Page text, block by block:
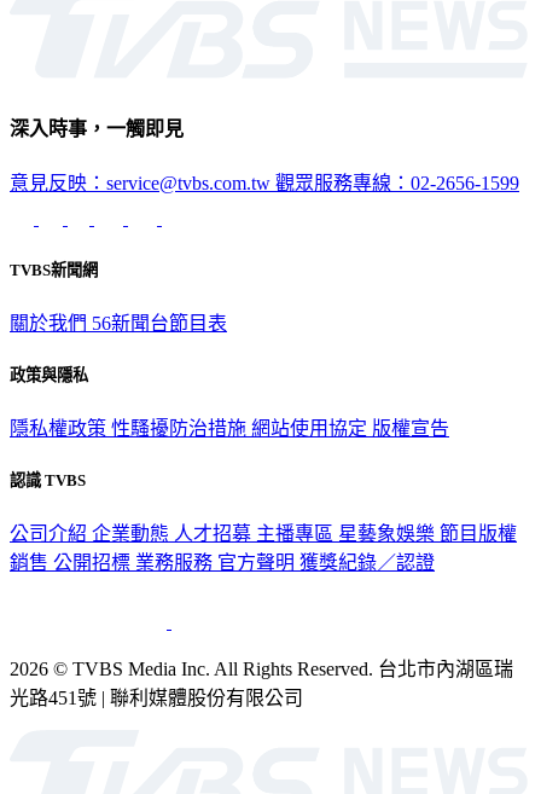
深入時事，一觸即見
意見反映：service@tvbs.com.tw 觀眾服務專線：02-2656-1599
TVBS新聞網
關於我們 56新聞台節目表
政策與隱私
隱私權政策 性騷擾防治措施 網站使用協定 版權宣告
認識 TVBS
公司介紹 企業動態 人才招募 主播專區 星藝象娛樂 節目版權
銷售 公開招標 業務服務 官方聲明 獲獎紀錄／認證
2026 © TVBS Media Inc. All Rights Reserved. 台北市內湖區瑞
光路451號 | 聯利媒體股份有限公司